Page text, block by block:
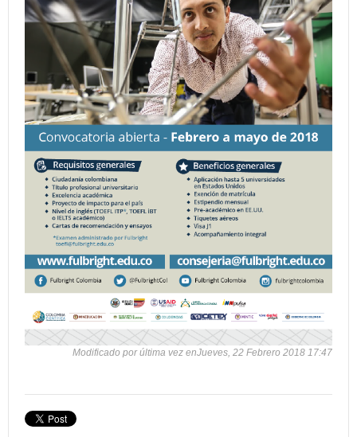
Modificado por última vez enJueves, 22 Febrero 2018 17:47